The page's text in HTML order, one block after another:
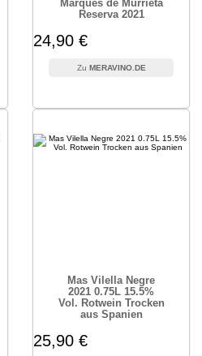
Marques de Murrieta
Reserva 2021
24,90 €
MERAVINO.DE
Mas Vilella Negre
2021 0.75L 15.5%
Vol. Rotwein Trocken
aus Spanien
25,90 €